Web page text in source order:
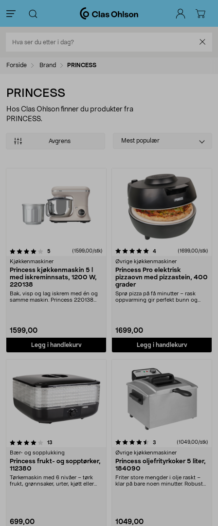
Forside Brand PRINCESS
PRINCESS
Hos Clas Ohlson finner du produkter fra
PRINCESS.
Avgrens
Select
Mest populær
5 anmeldelser(1599,00/stk)
Kjøkkenmaskiner
Princess kjøkkenmaskin 5 l
med iskreminnsats, 1200 W,
220138
Bak, visp og lag iskrem med én og
samme maskin. Princess 220138
1599,00
Legg i handlekurv
5.0 av 5 stjerner 4anmeldelser(1699,00/stk)
Øvrige kjøkkenmaskiner
Princess Pro elektrisk
pizzaovn med pizzastein, 400
grader
Sprø pizza på få minutter – rask
oppvarming gir perfekt bunn og
1699,00
Legg i handlekurv
13
Bær- og sopplukking
Princess frukt- og sopptørker,
112380
Tørkemaskin med 6 nivåer – tørk
frukt, grønnsaker, urter, kjøtt eller
699,00
4.5 av 5 stjerner 3 anmeldelser(1049,00/stk)
Øvrige kjøkkenmaskiner
Princess oljefrityrkoker 5 liter,
184090
Friter store mengder i olje raskt –
klar på bare noen minutter. Robust
1049,00